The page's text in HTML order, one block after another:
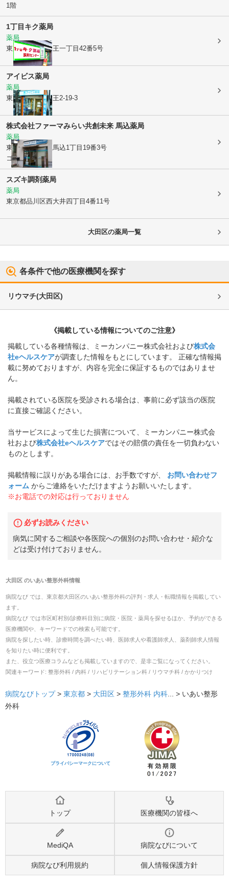
1階
1丁目キク薬局
薬局
東京都大田区山王一丁目42番5号
アイビス薬局
薬局
東京都大田区山王2-19-3
株式会社ファーマみらい共創未来 馬込薬局
薬局
東京都大田区東馬込1丁目19番3号
コーポ白樺1F
スズキ調剤薬局
薬局
東京都品川区西大井四丁目4番11号
大田区の薬局一覧
各条件で他の医療機関を探す
リウマチ(大田区)
《掲載している情報についてのご注意》
掲載している各種情報は、ミーカンパニー株式会社および株式会
社eヘルスケアが調査した情報をもとにしています。 正確な情報掲
載に努めておりますが、内容を完全に保証するものではありませ
ん。
掲載されている医院を受診される場合は、事前に必ず該当の医院
に直接ご確認ください。
当サービスによって生じた損害について、ミーカンパニー株式会
社および株式会社eヘルスケアではその賠償の責任を一切負わない
ものとします。
掲載情報に誤りがある場合には、お手数ですが、
お問い合わせフ
ォーム からご連絡をいただけますようお願いいたします。
※お電話での対応は行っておりません
必ずお読みください
病気に関するご相談や各医院への個別のお問い合わせ・紹介な
どは受け付けておりません。
大田区 のいあい整形外科情報
病院なび では、 東京都大田区のいあい整形外科の評判・求人・転職情報を掲載してい
ます。
病院なび では市区町村別/診療科目別に病院・医院・薬局を探せるほか、予約ができる
医療機関や、キーワードでの検索も可能です。
病院を探したい時、診療時間を調べたい時、医師求人や看護師求人、薬剤師求人情報
を知りたい時に便利です。
また、役立つ医療コラムなども掲載していますので、是非ご覧になってください。
関連キーワード: 整形外科 / 内科 / リハビリテーション科 / リウマチ科 / かかりつけ
病院なびトップ > 東京都 > 大田区 > 整形外科 内科 ... > いあい整形
外科
プライバシーマークについて
トップ 医療機関の皆様へ
MediQA 病院なびについて
病院なび利用規約 個人情報保護方針